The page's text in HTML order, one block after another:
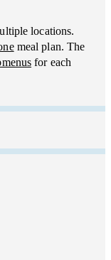
locations.
meal plan. The
for each